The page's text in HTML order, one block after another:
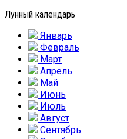
Лунный календарь
Январь
Февраль
Март
Апрель
Май
Июнь
Июль
Август
Сентябрь